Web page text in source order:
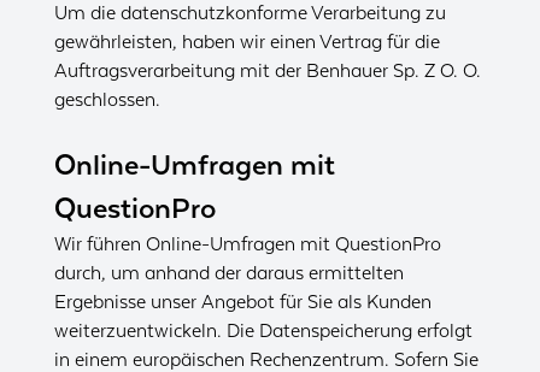
Um die datenschutzkonforme Verarbeitung zu
gewährleisten, haben wir einen Vertrag für die
Auftragsverarbeitung mit der Benhauer Sp. Z O. O.
geschlossen.
Online-Umfragen mit
QuestionPro
Wir führen Online-Umfragen mit QuestionPro
durch, um anhand der daraus ermittelten
Ergebnisse unser Angebot für Sie als Kunden
weiterzuentwickeln. Die Datenspeicherung erfolgt
in einem europäischen Rechenzentrum. Sofern Sie